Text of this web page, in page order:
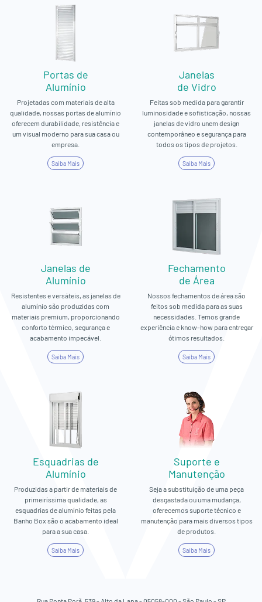
Portas de
Alumínio
Projetadas com materiais de alta
qualidade, nossas portas de alumínio
oferecem durabilidade, resistência e
um visual moderno para sua casa ou
empresa.
Saiba Mais
Janelas
de Vidro
Feitas sob medida para garantir
luminosidade e sofisticação, nossas
janelas de vidro unem design
contemporâneo e segurança para
todos os tipos de projetos.
Saiba Mais
Janelas de
Alumínio
Resistentes e versáteis, as janelas de
alumínio são produzidas com
materiais premium, proporcionando
conforto térmico, segurança e
acabamento impecável.
Saiba Mais
Fechamento
de Área
Nossos fechamentos de área são
feitos sob medida para as suas
necessidades. Temos grande
experiência e know-how para entregar
ótimos resultados.
Saiba Mais
Esquadrias de
Alumínio
Produzidas a partir de materiais de
primeiríssima qualidade, as
esquadrias de alumínio feitas pela
Banho Box são o acabamento ideal
para a sua casa.
Saiba Mais
Suporte e
Manutenção
Seja a substituição de uma peça
desgastada ou uma mudança,
oferecemos suporte técnico e
manutenção para mais diversos tipos
de produtos.
Saiba Mais